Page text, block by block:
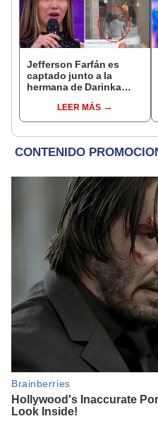
Jefferson Farfán es
captado junto a la
hermana de Darinka
Kanashiro trabajaba: “Él
tiene sus…”
LEER MÁS